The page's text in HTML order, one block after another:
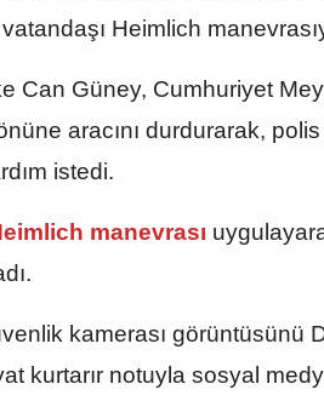
Heimlich
Can Güney, Cumhuriyet
aracını durdurarak,
istedi.
manevrası
kamerası görüntüsünü
kurtarır notuyla sosyal